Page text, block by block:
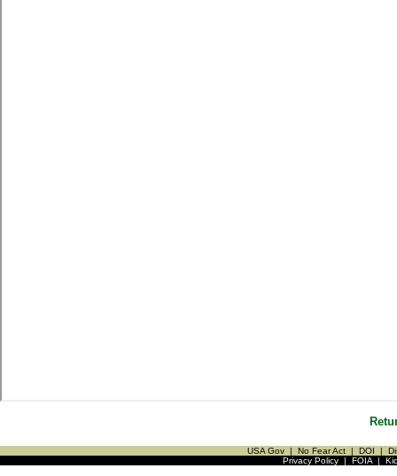
USA Gov | No Fear Act | DOI |
Privacy Policy| FOIA|